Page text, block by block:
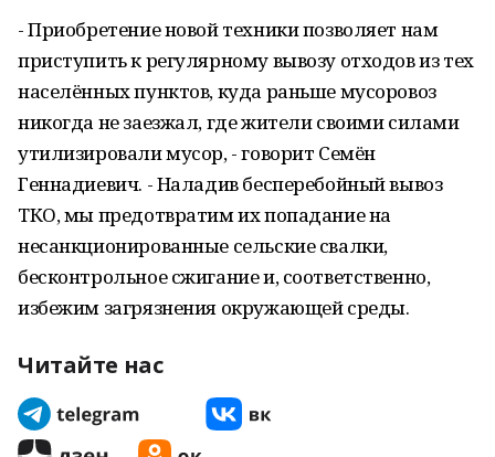
- Приобретение новой техники позволяет нам
приступить к регулярному вывозу отходов из тех
населённых пунктов, куда раньше мусоровоз
никогда не заезжал, где жители своими силами
утилизировали мусор, - говорит Семён
Геннадиевич. - Наладив бесперебойный вывоз
ТКО, мы предотвратим их попадание на
несанкционированные сельские свалки,
бесконтрольное сжигание и, соответственно,
избежим загрязнения окружающей среды.
Читайте нас